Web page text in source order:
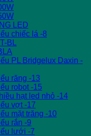
LED
chiếc lá -8
BL
PL Bridgelux Daxin -
răng -13
robot -15
hạt led nhỏ -14
vợt -17
mặt trăng -10
rắn -9
lưới -7